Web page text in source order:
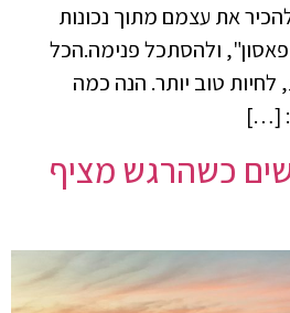
את עצמם מתוך נכונות
ולהסתכל פנימה.הכל
טוב יותר. הנה כמה
[…]
כשהרגש מציף